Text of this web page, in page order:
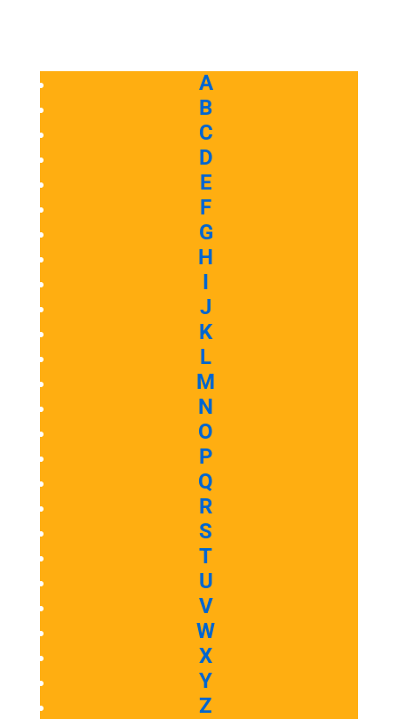
A
B
C
D
E
F
G
H
I
J
K
L
M
N
O
P
Q
R
S
T
U
V
W
X
Y
Z